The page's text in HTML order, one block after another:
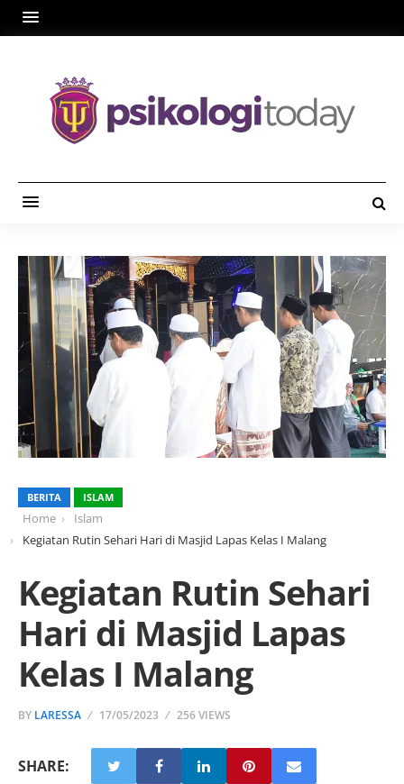
BERITA ISLAM
Home
Islam
Kegiatan Rutin Sehari Hari di Masjid Lapas Kelas I Malang
Kegiatan Rutin Sehari
Hari di Masjid Lapas
Kelas I Malang
BY LARESSA 17/05/2023 256 VIEWS
SHARE: